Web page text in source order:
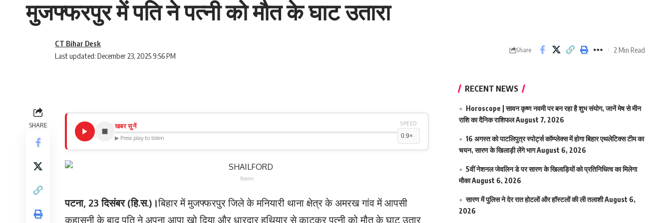
मुजफ्फरपुर में पति ने पत्नी को मौत के घाट उतारा
Last updated: December 23, 2025 9:56 PM
CT Bihar Desk
Share 2 Min Read
SHARE खबर सुनें
▶ Press play to listen
SPEED
विज्ञापन
पटना, 23 दिसंबर (हि.स.)।बिहार में मुजफ्फरपुर जिले के मनियारी थाना क्षेत्र के अमरख गांव में आपसी
कहासुनी के बाद पति ने अपना आपा खो दिया और धारदार हथियार से काटकर पत्नी को मौत के घाट उतार
RECENT NEWS
Horoscope | सावन कृष्ण नवमी पर बन रहा है शुभ संयोग, जानें मेष से मीन
राशि का दैनिक राशिफलAugust 7, 2026
16 अगस्त को पाटलिपुत्र स्पोर्ट्स कॉम्प्लेक्स में होगा बिहार एथलेटिक्स टीम का
चयन, सारण के खिलाड़ी लेंगे भागAugust 6, 2026
5वीं नेशनल जेवलिन डे पर सारण के खिलाड़ियों को प्रतिनिधित्व का मिलेगा
मौकाAugust 6, 2026
सारण में पुलिस ने देर रात होटलों और हॉस्टलों की ली तलाशीAugust 6,
2026